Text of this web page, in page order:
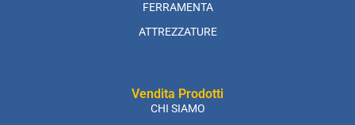
FERRAMENTA
ATTREZZATURE
Vendita Prodotti
CHI SIAMO